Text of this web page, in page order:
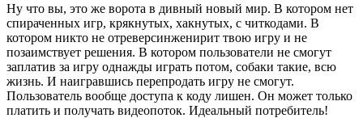
Ну что вы, это же ворота в дивный новый мир. В котором нет
спираченных игр, крякнутых, хакнутых, с читкодами. В
котором никто не отреверсинженирит твою игру и не
позаимствует решения. В котором пользователи не смогут
заплатив за игру однажды играть потом, собаки такие, всю
жизнь. И наигравшись перепродать игру не смогут.
Пользователь вообще доступа к коду лишен. Он может только
платить и получать видеопоток. Идеальный потребитель!